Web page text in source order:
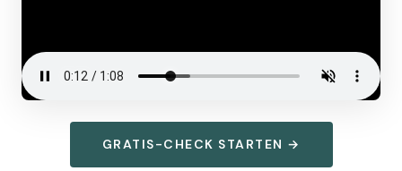
GRATIS-CHECK STARTEN →